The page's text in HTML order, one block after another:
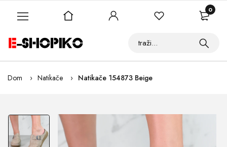
Dom Natikače Natikače 154873 Beige
0